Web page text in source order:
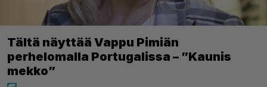
Tältä näyttää Vappu Pimiän
perhelomalla Portugalissa – ”Kaunis
mekko”